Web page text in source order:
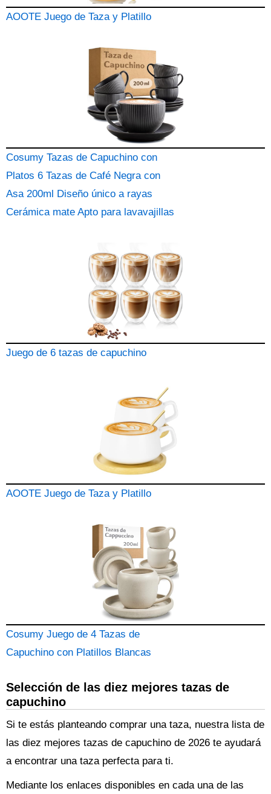
AOOTE Juego de Taza y Platillo
Cosumy Tazas de Capuchino con
Platos 6 Tazas de Café Negra con
Asa 200ml Diseño único a rayas
Cerámica mate Apto para lavavajillas
Juego de 6 tazas de capuchino
AOOTE Juego de Taza y Platillo
Cosumy Juego de 4 Tazas de
Capuchino con Platillos Blancas
Selección de las diez mejores tazas de
capuchino
Si te estás planteando comprar una taza, nuestra lista de
las diez mejores tazas de capuchino de 2026 te ayudará
a encontrar una taza perfecta para ti.
Mediante los enlaces disponibles en cada una de las